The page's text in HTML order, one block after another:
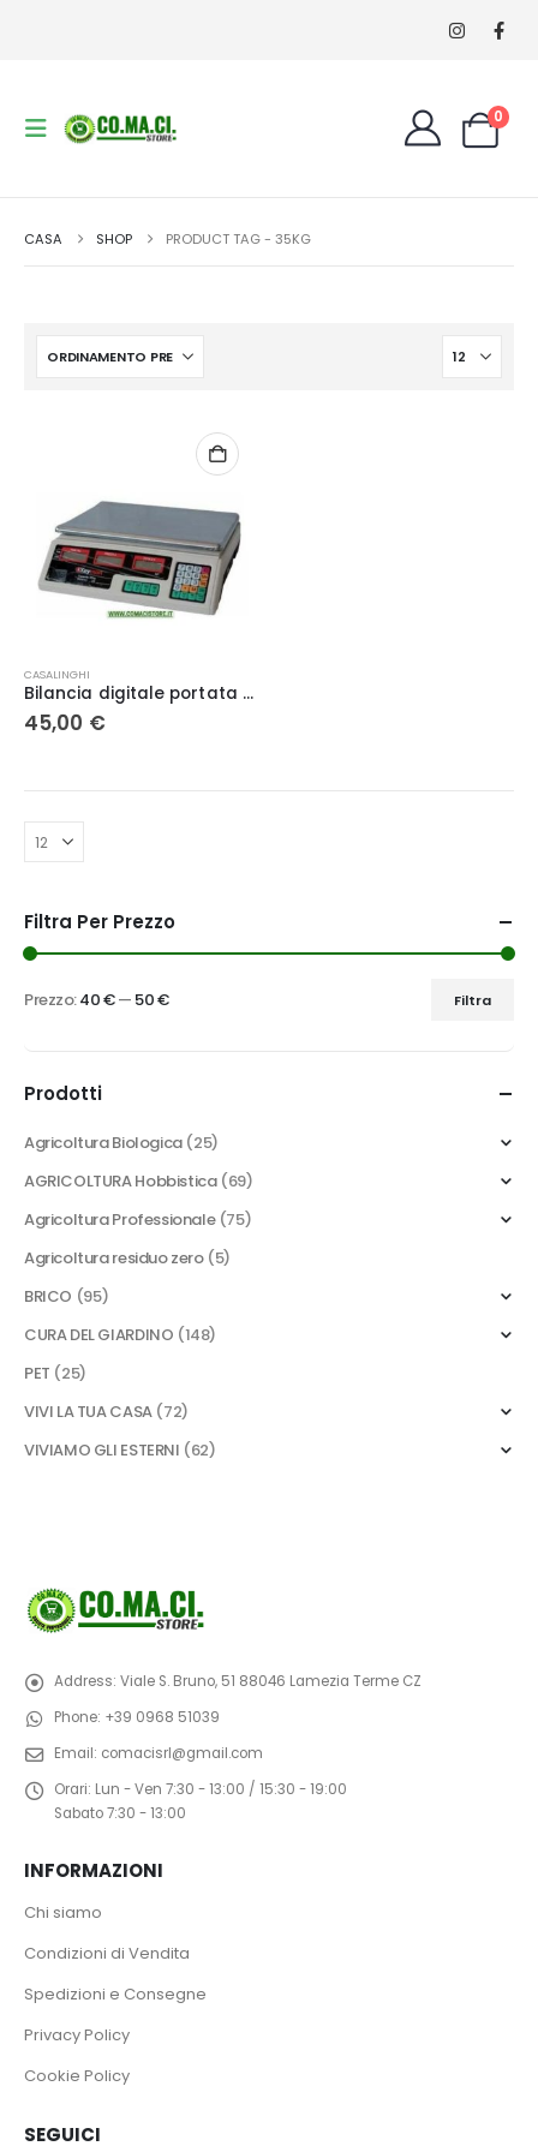
0
CASA SHOP PRODUCT TAG - 35KG
CASALINGHI
Bilancia digitale portata 35 kg – Keyman
45,00 €
Filtra Per Prezzo
Filtra
Prezzo:40 €— 50 €
Prodotti
Agricoltura Biologica (25)
AGRICOLTURA Hobbistica (69)
Agricoltura Professionale (75)
Agricoltura residuo zero (5)
BRICO (95)
CURA DEL GIARDINO (148)
PET (25)
VIVI LA TUA CASA (72)
VIVIAMO GLI ESTERNI (62)
Address: Viale S. Bruno, 51 88046 Lamezia Terme CZ
Phone: +39 0968 51039
Email: comacisrl@gmail.com
Orari: Lun - Ven 7:30 - 13:00 / 15:30 - 19:00
Sabato 7:30 - 13:00
INFORMAZIONI
Chi siamo
Condizioni di Vendita
Spedizioni e Consegne
Privacy Policy
Cookie Policy
SEGUICI